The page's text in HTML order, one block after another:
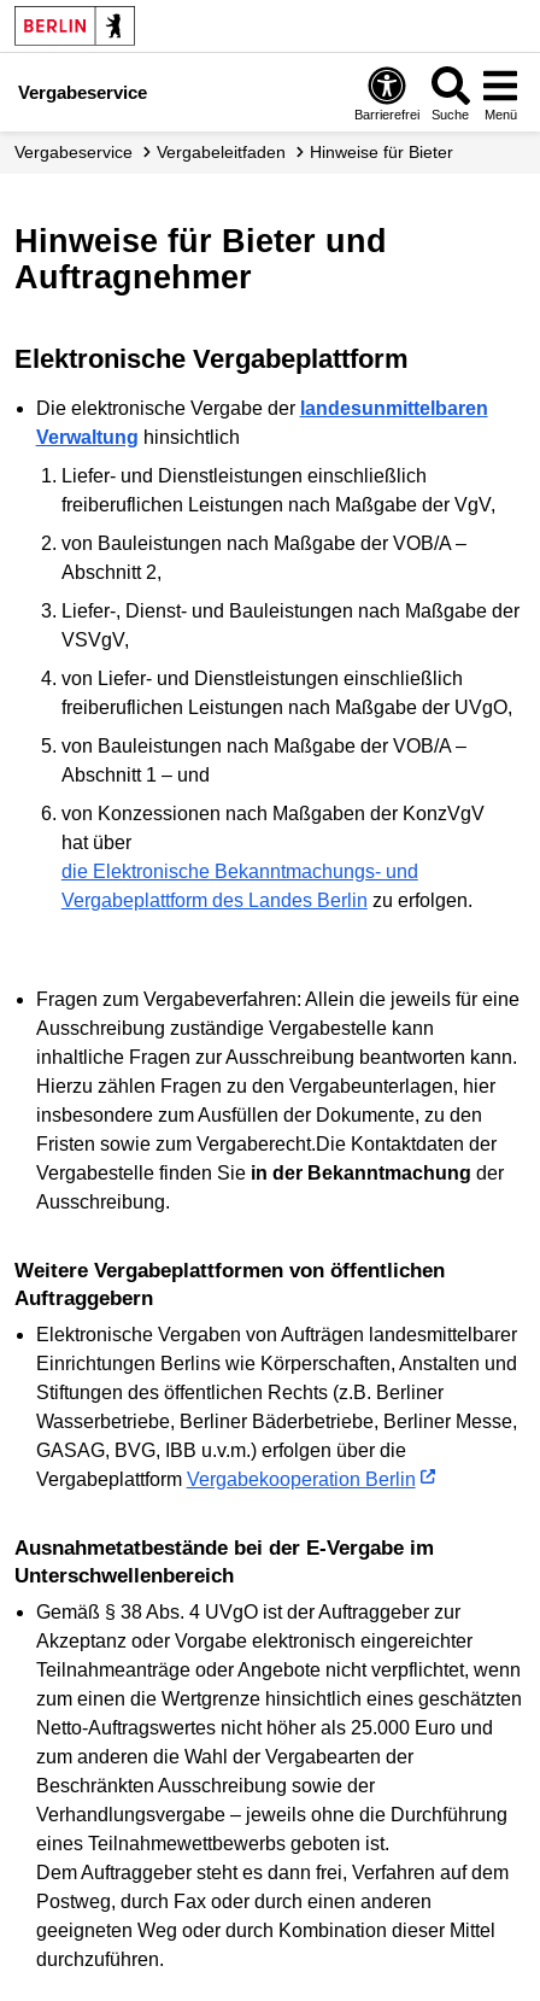
Vergabeservice
Barrierefrei Suche Menü
Vergabeservice Vergabe­leitfaden Hinweise für Bieter
Hinweise für Bieter und
Auftragnehmer
Elektronische Vergabeplattform
Die elektronische Vergabe der landesunmittelbaren
Verwaltung hinsichtlich
Liefer- und Dienstleistungen einschließlich
freiberuflichen Leistungen nach Maßgabe der VgV,
von Bauleistungen nach Maßgabe der VOB/A –
Abschnitt 2,
Liefer-, Dienst- und Bauleistungen nach Maßgabe der
VSVgV,
von Liefer- und Dienstleistungen einschließlich
freiberuflichen Leistungen nach Maßgabe der UVgO,
von Bauleistungen nach Maßgabe der VOB/A –
Abschnitt 1 – und
von Konzessionen nach Maßgaben der KonzVgV
hat über
die Elektronische Bekanntmachungs- und
Vergabeplattform des Landes Berlin zu erfolgen.
Fragen zum Vergabeverfahren: Allein die jeweils für eine
Ausschreibung zuständige Vergabestelle kann
inhaltliche Fragen zur Ausschreibung beantworten kann.
Hierzu zählen Fragen zu den Vergabeunterlagen, hier
insbesondere zum Ausfüllen der Dokumente, zu den
Fristen sowie zum Vergaberecht.Die Kontaktdaten der
Vergabestelle finden Sie in der Bekanntmachung der
Ausschreibung.
Weitere Vergabeplattformen von öffentlichen
Auftraggebern
Elektronische Vergaben von Aufträgen landesmittelbarer
Einrichtungen Berlins wie Körperschaften, Anstalten und
Stiftungen des öffentlichen Rechts (z.B. Berliner
Wasserbetriebe, Berliner Bäderbetriebe, Berliner Messe,
GASAG, BVG, IBB u.v.m.) erfolgen über die
Vergabeplattform Vergabekooperation Berlin
Ausnahmetatbestände bei der E-Vergabe im
Unterschwellenbereich
Gemäß § 38 Abs. 4 UVgO ist der Auftraggeber zur
Akzeptanz oder Vorgabe elektronisch eingereichter
Teilnahmeanträge oder Angebote nicht verpflichtet, wenn
zum einen die Wertgrenze hinsichtlich eines geschätzten
Netto-Auftragswertes nicht höher als 25.000 Euro und
zum anderen die Wahl der Vergabearten der
Beschränkten Ausschreibung sowie der
Verhandlungsvergabe – jeweils ohne die Durchführung
eines Teilnahmewettbewerbs geboten ist.
Dem Auftraggeber steht es dann frei, Verfahren auf dem
Postweg, durch Fax oder durch einen anderen
geeigneten Weg oder durch Kombination dieser Mittel
durchzuführen.